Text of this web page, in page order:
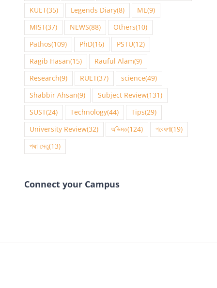
KUET(35) Legends Diary(8) ME(9)
MIST(37) NEWS(88) Others(10)
Pathos(109) PhD(16) PSTU(12)
Ragib Hasan(15) Rauful Alam(9)
Research(9) RUET(37) science(49)
Shabbir Ahsan(9) Subject Review(131)
SUST(24) Technology(44) Tips(29)
University Review(32) অভিমত(124) গবেষণা(19)
পদ্মা সেতু(13)
Connect your Campus